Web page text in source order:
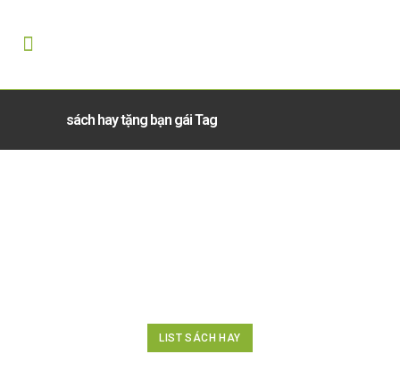
sách hay tặng bạn gái Tag
LIST SÁCH HAY